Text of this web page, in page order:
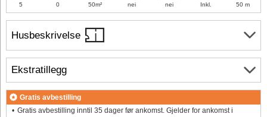
Husbeskrivelse
5 0 50m² nei nei Inkl. 50 m
Ekstratillegg
Gratis avbestilling
Gratis avbestilling inntil 35 dager før ankomst. Gjelder for ankomst i